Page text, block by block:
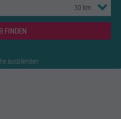
FINDEN
ausblenden